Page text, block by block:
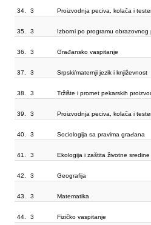
34. 3 Proizvodnja peciva, kolača i
35. 3 Izborni po programu obrazovnog
36. 3 Građansko vaspitanje
37. 3 Srpski/maternji jezik i književnost
38. 3 Tržište i promet pekarskih
39. 3 Proizvodnja peciva, kolača i
40. 3 Sociologija sa pravima građana
41. 3 Ekologija i zaštita životne sredine
42. 3 Geografija
43. 3 Matematika
44. 3 Fizičko vaspitanje